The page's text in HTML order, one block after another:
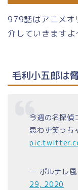
979話はアニメオ
介していきますよ
毛利小五郎は
今週の名探偵
思わず笑っち
— ポルナレ風
29, 2020